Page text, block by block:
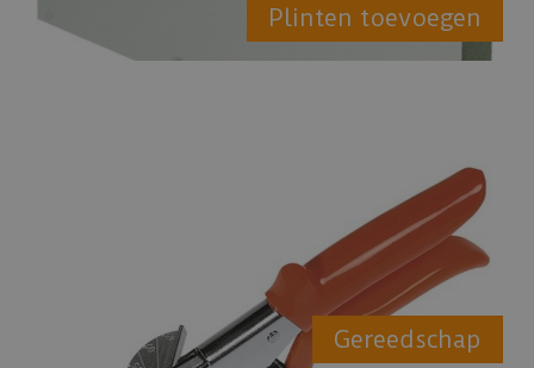
Plinten toevoegen
Gereedschap